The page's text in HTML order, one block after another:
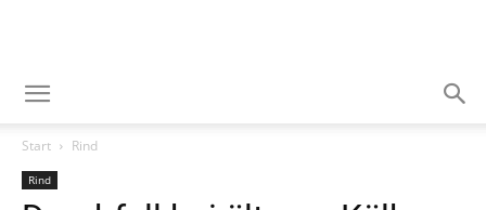
Start Rind
Rind